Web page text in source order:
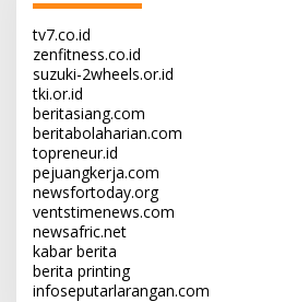
tv7.co.id
zenfitness.co.id
suzuki-2wheels.or.id
tki.or.id
beritasiang.com
beritabolaharian.com
topreneur.id
pejuangkerja.com
newsfortoday.org
ventstimenews.com
newsafric.net
kabar berita
berita printing
infoseputarlarangan.com